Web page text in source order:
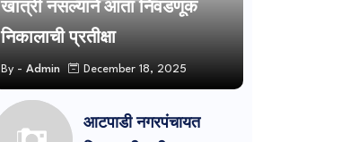
खात्री नसल्याने आता निवडणूक
निकालाची प्रतीक्षा
By - Admin December 18, 2025
आटपाडी नगरपंचायत